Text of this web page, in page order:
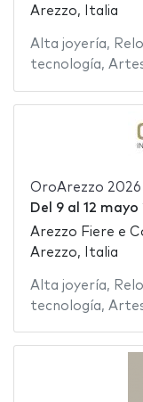
Arezzo, Italia
Alta joyería,
tecnología,
OroArezzo 2026
Del 9al 12 mayo
Arezzo Fiere e
Arezzo, Italia
Alta joyería,
tecnología,